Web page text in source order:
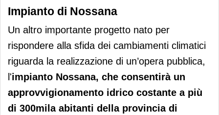
Impianto di Nossana
Un altro importante progetto nato per
rispondere alla sfida dei cambiamenti climatici
riguarda la realizzazione di un’opera pubblica,
l'impianto Nossana, che consentirà un
approvvigionamento idrico costante a più
di 300mila abitanti della provincia di